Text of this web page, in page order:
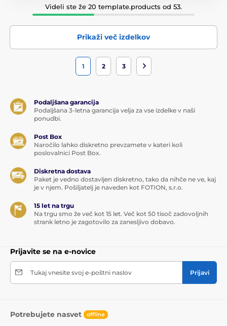
Videli ste že 20 template.products od 53.
Prikaži več izdelkov
1 2 3
Podaljšana garancija
Podaljšana 3-letna garancija velja za vse izdelke v naši
ponudbi.
Post Box
Naročilo lahko diskretno prevzamete v kateri koli
poslovalnici Post Box.
Diskretna dostava
Paket je vedno dostavljen diskretno, tako da nihče ne ve, kaj
je v njem. Pošiljatelj je naveden kot FOTION, s.r.o.
15 let na trgu
Na trgu smo že več kot 15 let. Več kot 50 tisoč zadovoljnih
strank letno je zagotovilo za zanesljivo dobavo.
Prijavite se na e-novice
Tukaj vnesite svoj e-poštni naslov Prijavi
Potrebujete nasvet offline